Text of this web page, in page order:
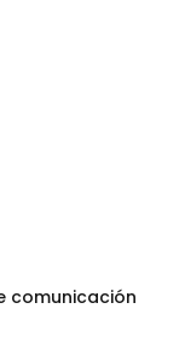
comunicación